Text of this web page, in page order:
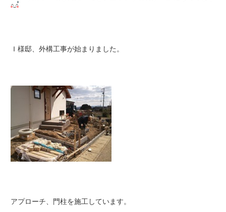
Ｉ様邸、外構工事が始まりました。
アプローチ、門柱を施工しています。